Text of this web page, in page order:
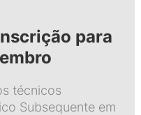
para
técnicos
Subsequente em